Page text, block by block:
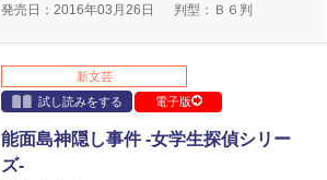
発売日：2016年03月26日
判型：Ｂ６判
新文芸
試し読みをする
電子版
能面島神隠し事件 -女学生探偵シリー
ズ-